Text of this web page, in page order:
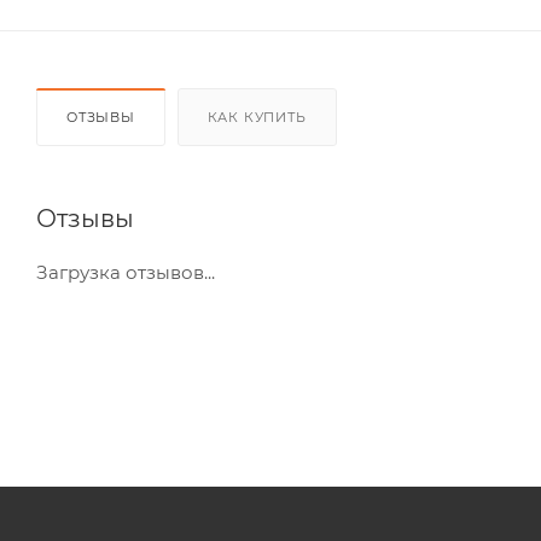
ОТЗЫВЫ КАК КУПИТЬ
Отзывы
Загрузка отзывов...